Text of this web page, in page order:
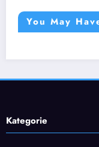
You May
Kategorie